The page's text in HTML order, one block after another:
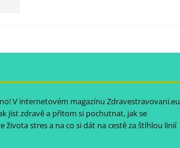
V internetovém magazínu Zdravestravovani.eu
jíst zdravě a přitom si pochutnat, jak se
života stres a na co si dát na cestě za štíhlou linií